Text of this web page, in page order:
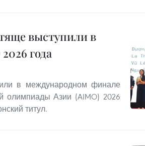
выступили в
года
в международном финале
олимпиады Азии (AIMO) 2026
титул.